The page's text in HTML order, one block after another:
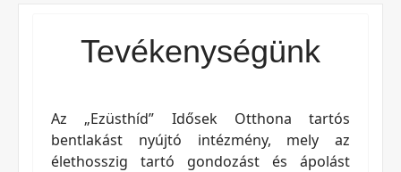
Tevékenységünk
Az „Ezüsthíd” Idősek Otthona tartós
bentlakást nyújtó intézmény, mely az
élethosszig tartó gondozást és ápolást